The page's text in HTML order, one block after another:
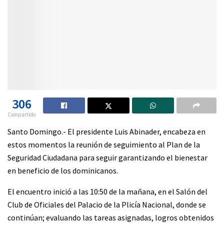
306
Compartido
Santo Domingo.- El presidente Luis Abinader, encabeza en
estos momentos la reunión de seguimiento al Plan de la
Seguridad Ciudadana para seguir garantizando el bienestar
en beneficio de los dominicanos.
El encuentro inició a las 10:50 de la mañana, en el Salón del
Club de Oficiales del Palacio de la Plicía Nacional, donde se
continúan; evaluando las tareas asignadas, logros obtenidos